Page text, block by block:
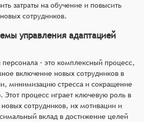
затраты на обучение и повысить
сотрудников.
управления адаптацией
– это комплексный процесс,
включение новых сотрудников в
минимизацию стресса и сокращение
Этот процесс играет ключевую роль в
сотрудников, их мотивации и
вклад в достижение целей